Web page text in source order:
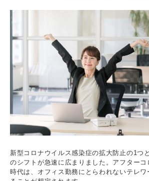
新型コロナウイルス感染症の拡大防止の1つ
のシフトが急速に広まりました。アフター
時代は、オフィス勤務にとらわれないテレ